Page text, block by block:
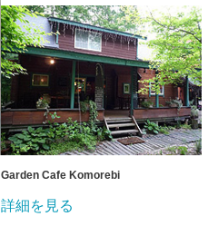
Garden Cafe Komorebi
詳細を見る